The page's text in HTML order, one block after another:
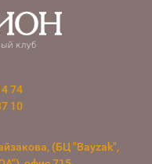
74
10
(БЦ "Bayzak",